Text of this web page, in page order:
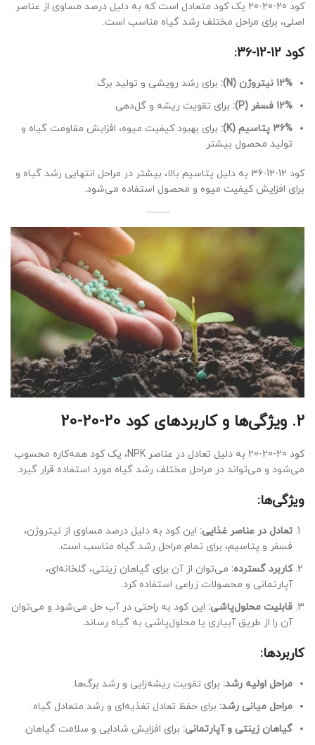
کود 20-20-20 یک کود متعادل است که به دلیل درصد مساوی از عناصر
اصلی، برای مراحل مختلف رشد گیاه مناسب است.
کود 12-12-36:
12% نیتروژن (N):
برای رشد رویشی و تولید برگ.
12% فسفر (P):
برای تقویت ریشه و گل‌دهی.
36% پتاسیم (K):
برای بهبود کیفیت میوه، افزایش مقاومت گیاه و
تولید محصول بیشتر.
کود 12-12-36 به دلیل پتاسیم بالا، بیشتر در مراحل انتهایی رشد گیاه و
برای افزایش کیفیت میوه و محصول استفاده می‌شود.
2. ویژگی‌ها و کاربردهای کود 20-20-20
کود 20-20-20 به دلیل تعادل در عناصر NPK، یک کود همه‌کاره محسوب
می‌شود و می‌تواند در مراحل مختلف رشد گیاه مورد استفاده قرار گیرد.
ویژگی‌ها:
تعادل در عناصر غذایی: این کود به دلیل درصد مساوی از نیتروژن،
فسفر و پتاسیم، برای تمام مراحل رشد گیاه مناسب است.
کاربرد گسترده: می‌توان از آن برای گیاهان زینتی، گلخانه‌ای،
آپارتمانی و محصولات زراعی استفاده کرد.
قابلیت محلول‌پاشی: این کود به راحتی در آب حل می‌شود و می‌توان
آن را از طریق آبیاری یا محلول‌پاشی به گیاه رساند.
کاربردها:
مراحل اولیه رشد: برای تقویت ریشه‌زایی و رشد برگ‌ها.
مراحل میانی رشد: برای حفظ تعادل تغذیه‌ای و رشد متعادل گیاه.
گیاهان زینتی و آپارتمانی: برای افزایش شادابی و سلامت گیاهان.